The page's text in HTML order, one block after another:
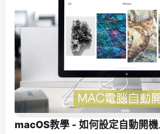
macOS教學 - 如何設定自動開機